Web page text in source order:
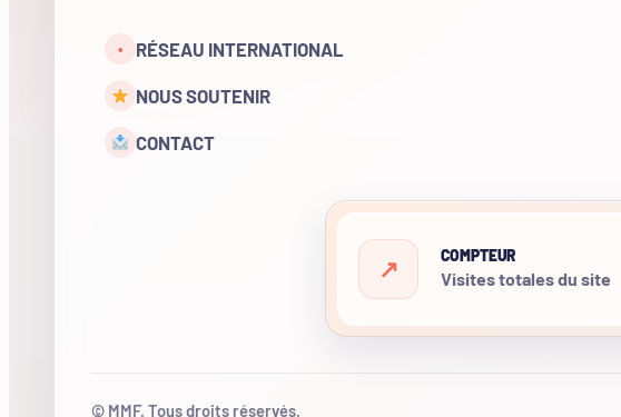
• RÉSEAU INTERNATIONAL
NOUS SOUTENIR
CONTACT
COMPTEUR
Visites totales du site
© MMF. Tous droits réservés.